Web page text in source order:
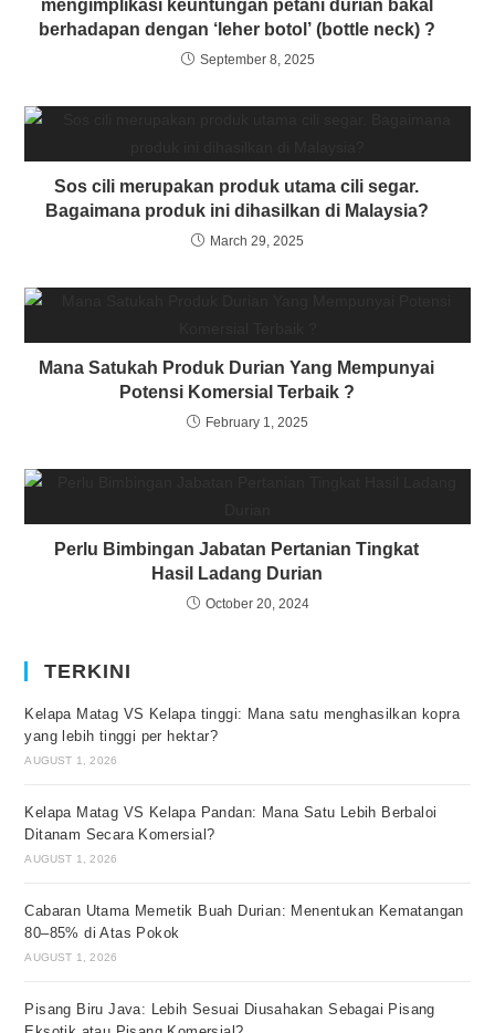
mengimplikasi keuntungan petani durian bakal
berhadapan dengan ‘leher botol’ (bottle neck) ?
September 8, 2025
Sos cili merupakan produk utama cili segar.
Bagaimana produk ini dihasilkan di Malaysia?
March 29, 2025
Mana Satukah Produk Durian Yang Mempunyai
Potensi Komersial Terbaik ?
February 1, 2025
Perlu Bimbingan Jabatan Pertanian Tingkat
Hasil Ladang Durian
October 20, 2024
TERKINI
Kelapa Matag VS Kelapa tinggi: Mana satu menghasilkan kopra
yang lebih tinggi per hektar?
AUGUST 1, 2026
Kelapa Matag VS Kelapa Pandan: Mana Satu Lebih Berbaloi
Ditanam Secara Komersial?
AUGUST 1, 2026
Cabaran Utama Memetik Buah Durian: Menentukan Kematangan
80–85% di Atas Pokok
AUGUST 1, 2026
Pisang Biru Java: Lebih Sesuai Diusahakan Sebagai Pisang